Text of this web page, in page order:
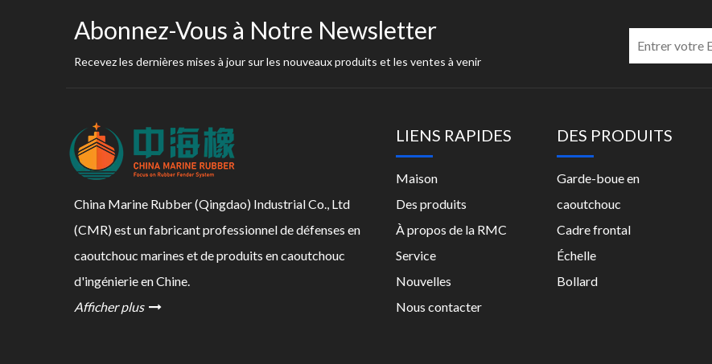
Abonnez-Vous à Notre Newsletter
Recevez les dernières mises à jour sur les nouveaux produits et les ventes à venir
China Marine Rubber (Qingdao) Industrial Co., Ltd
(CMR) est un fabricant professionnel de défenses en
caoutchouc marines et de produits en caoutchouc
d'ingénierie en Chine.
Afficher plus 
LIENS RAPIDES
Maison
Des produits
À propos de la RMC
Service
Nouvelles
Nous contacter
DES PRODUITS
Garde-boue en
caoutchouc
Cadre frontal
Échelle
Bollard